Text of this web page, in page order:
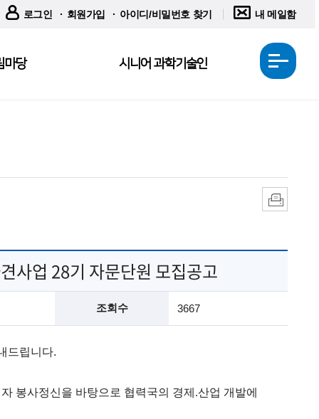
로그인 회원가입 아이디/비밀번호 찾기 내 메일함
마당 시니어 과학기술인
전
체
인
쇄
사업 28기 자문단원 모집공고
조회수 3667
드립니다.
봉사정신을 바탕으로 협력국의 경제.산업 개발에